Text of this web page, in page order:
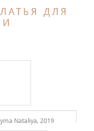
ДЛЯ
Nataliya, 2019